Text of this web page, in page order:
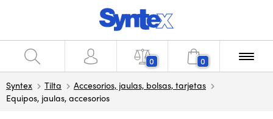
0 0
Syntex Tilta
Accesorios, jaulas, bolsas, tarjetas
Equipos, jaulas, accesorios